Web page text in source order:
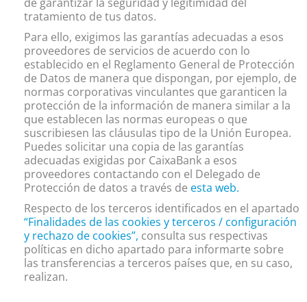
tratamiento de tus datos.
Para ello, exigimos las garantías adecuadas a esos
proveedores de servicios de acuerdo con lo
establecido en el Reglamento General de Protección
de Datos de manera que dispongan, por ejemplo, de
normas corporativas vinculantes que garanticen la
protección de la información de manera similar a la
que establecen las normas europeas o que
suscribiesen las cláusulas tipo de la Unión Europea.
Puedes solicitar una copia de las garantías
adecuadas exigidas por CaixaBank a esos
proveedores contactando con el Delegado de
Protección de datos a través de esta web.
Respecto de los terceros identificados en el apartado
“Finalidades de las cookies y terceros / configuración
y rechazo de cookies”, consulta sus respectivas
políticas en dicho apartado para informarte sobre
las transferencias a terceros países que, en su caso,
realizan.